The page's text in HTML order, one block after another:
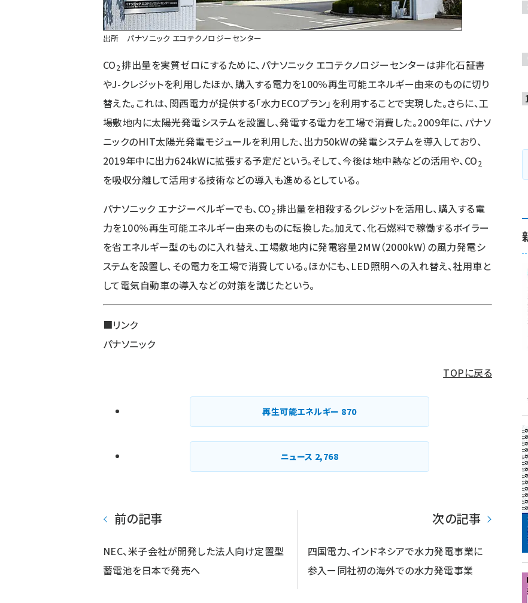
出所 パナソニック エコテクノロジーセンター
CO2 排出量を実質ゼロにするために、パナソニック エコテクノロジーセンターは非化石証書
やJ-クレジットを利用したほか、購入する電力を100％再生可能エネルギー由来のものに切り
替えた。これは、関西電力が提供する「水力ECOプラン」を利用することで実現した。さらに、工
場敷地内に太陽光発電システムを設置し、発電する電力を工場で消費した。2009年に、パナソ
ニックのHIT太陽光発電モジュールを利用した、出力50kWの発電システムを導入しており、
2019年中に出力624kWに拡張する予定だという。そして、今後は地中熱などの活用や、CO2
を吸収分離して活用する技術などの導入も進めるとしている。
パナソニック エナジーベルギーでも、CO2排出量を相殺するクレジットを活用し、購入する電
力を100％再生可能エネルギー由来のものに転換した。加えて、化石燃料で稼働するボイラー
を省エネルギー型のものに入れ替え、工場敷地内に発電容量2MW（2000kW）の風力発電シ
ステムを設置し、その電力を工場で消費している。ほかにも、LED照明への入れ替え、社用車と
して電気自動車の導入などの対策を講じたという。
■リンク
パナソニック
TOPに戻る
再生可能エネルギー 870
ニュース 2,768
前の記事
NEC、米子会社が開発した法人向け定置型
蓄電池を日本で発売へ
次の記事
四国電力、インドネシアで水力発電事業に
参入ー同社初の海外での水力発電事業